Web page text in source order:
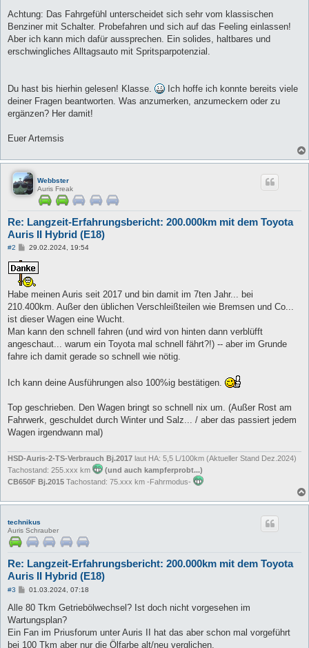
Achtung: Das Fahrgefühl unterscheidet sich sehr vom klassischen
Benziner mit Schalter. Probefahren und sich auf das Feeling einlassen!
Aber ich kann mich dafür aussprechen. Ein solides, haltbares und
erschwingliches Alltagsauto mit Spritsparpotenzial.
Du hast bis hierhin gelesen! Klasse.
Ich hoffe ich konnte bereits viele
deiner Fragen beantworten. Was anzumerken, anzumeckern oder zu
ergänzen? Her damit!
Euer Artemsis
Webbster
Auris Freak
Re: Langzeit-Erfahrungsbericht: 200.000km mit dem Toyota
Auris II Hybrid (E18)
#2
B
i
t
r
a
g
29.02.2024, 19:54
Habe meinen Auris seit 2017 und bin damit im 7ten Jahr... bei
210.400km. Außer den üblichen Verschleißteilen wie Bremsen und Co...
ist dieser Wagen eine Wucht.
Man kann den schnell fahren (und wird von hinten dann verblüfft
angeschaut... warum ein Toyota mal schnell fährt?!) -- aber im Grunde
fahre ich damit gerade so schnell wie nötig.
Ich kann deine Ausführungen also 100%ig bestätigen.
Top geschrieben. Den Wagen bringt so schnell nix um. (Außer Rost am
Fahrwerk, geschuldet durch Winter und Salz... / aber das passiert jedem
Wagen irgendwann mal)
HSD-Auris-2-TS-Verbrauch Bj.2017 laut HA: 5,5 L/100km (Aktueller Stand Dez.2024)
Tachostand: 255.xxx km
(und auch kampferprobt...)
CB650F Bj.2015 Tachostand: 75.xxx km -Fahrmodus-
technikus
Auris Schrauber
Re: Langzeit-Erfahrungsbericht: 200.000km mit dem Toyota
Auris II Hybrid (E18)
#3
B
i
r
a
01.03.2024, 07:18
Alle 80 Tkm Getriebölwechsel? Ist doch nicht vorgesehen im
Wartungsplan?
Ein Fan im Priusforum unter Auris II hat das aber schon mal vorgeführt
bei 100 Tkm aber nur die Ölfarbe alt/neu verglichen.